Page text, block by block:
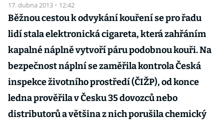
17. dubna 2013 · 12:42
Běžnou cestou k odvykání kouření se pro řadu
lidí stala elektronická cigareta, která zahřáním
kapalné náplně vytvoří páru podobnou kouři. Na
bezpečnost náplní se zaměřila kontrola Česká
inspekce životního prostředí (ČIŽP), od konce
ledna prověřila v Česku 35 dovozců nebo
distributorů a většina z nich porušila chemický